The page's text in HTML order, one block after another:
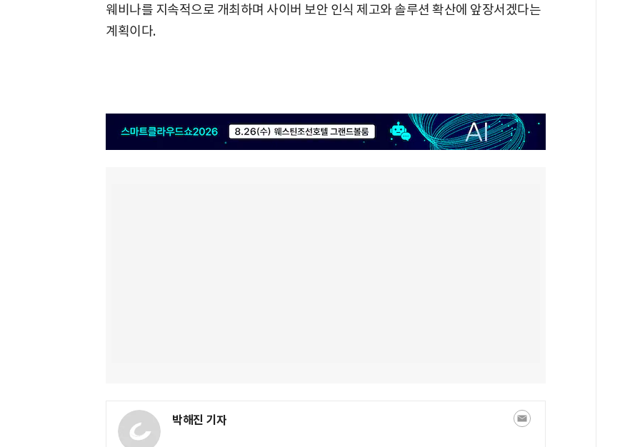
웨비나를 지속적으로 개최하며 사이버 보안 인식 제고와 솔루션 확산에 앞장서겠다는
계획이다.
박해진 기자